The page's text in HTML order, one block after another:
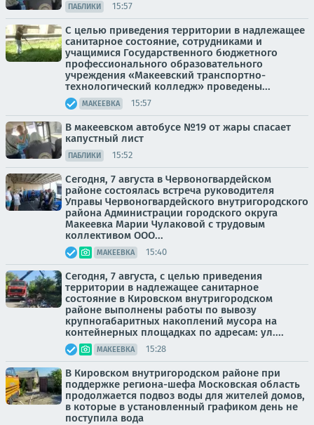
ПАБЛИКИ 15:57
С целью приведения территории в надлежащее
санитарное состояние, сотрудниками и
учащимися Государственного бюджетного
профессионального образовательного
учреждения «Макеевский транспортно-
технологический колледж» проведены...
МАКЕЕВКА 15:57
В макеевском автобусе №19 от жары спасает
капустный лист
ПАБЛИКИ 15:52
Сегодня, 7 августа в Червоногвардейском
районе состоялась встреча руководителя
Управы Червоногвардейского внутригородского
района Администрации городского округа
Макеевка Марии Чулаковой с трудовым
коллективом ООО...
МАКЕЕВКА 15:40
Сегодня, 7 августа, с целью приведения
территории в надлежащее санитарное
состояние в Кировском внутригородском
районе выполнены работы по вывозу
крупногабаритных накоплений мусора на
контейнерных площадках по адресам: ул....
МАКЕЕВКА 15:28
В Кировском внутригородском районе при
поддержке региона-шефа Московская область
продолжается подвоз воды для жителей домов,
в которые в установленный графиком день не
поступила вода